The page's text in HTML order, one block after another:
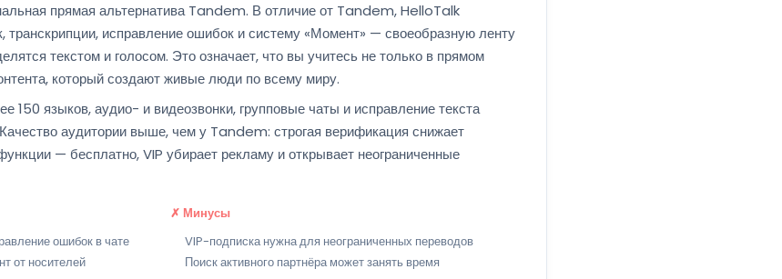
прямая альтернатива Tandem. В отличие от Tandem, HelloTalk
транскрипции, исправление ошибок и систему «Момент» — своеобразную ленту
текстом и голосом. Это означает, что вы учитесь не только в прямом
который создают живые люди по всему миру.
150 языков, аудио- и видеозвонки, групповые чаты и исправление текста
аудитории выше, чем у Tandem: строгая верификация снижает
— бесплатно, VIP убирает рекламу и открывает неограниченные
ошибок в чате
от носителей
✗ Минусы
VIP-подписка нужна для неограниченных переводов
Поиск активного партнёра может занять время